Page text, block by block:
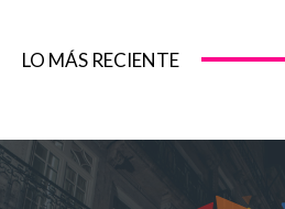
LO MÁS RECIENTE